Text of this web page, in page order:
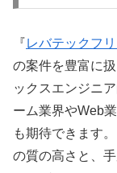
『レバテックフ
の案件を豊富に
ックスエンジニ
ーム業界やWeb
も期待できます
の質の高さと、